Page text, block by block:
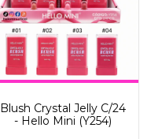
Blush Crystal Jelly C/24
- Hello Mini (Y254)